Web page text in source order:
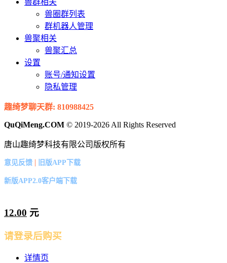
兽圈群列表
群机器人管理
兽聚相关
兽聚汇总
设置
账号/通知设置
隐私管理
趣绮梦聊天群: 810988425
QuQiMeng.COM © 2019-2026 All Rights Reserved
唐山趣绮梦科技有限公司版权所有
意见反馈 | 旧版APP下载
新版APP2.0客户端下载
12.00 元
请登录后购买
详情页